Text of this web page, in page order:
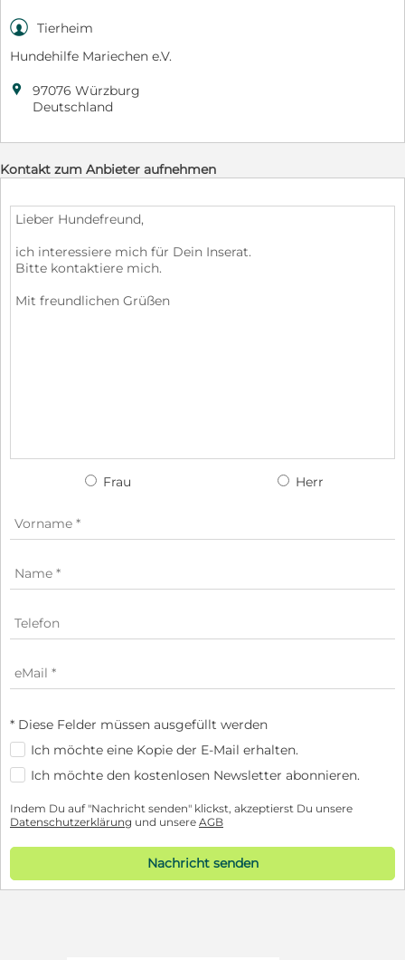
 Tierheim
Hundehilfe Mariechen e.V.

97076 Würzburg
Deutschland
Kontakt zum Anbieter aufnehmen
Frau Herr
* Diese Felder müssen ausgefüllt werden
Ich möchte eine Kopie der E-Mail erhalten.
Ich möchte den kostenlosen Newsletter abonnieren.
Indem Du auf "Nachricht senden" klickst, akzeptierst Du unsere
Datenschutzerklärung und unsere AGB
Nachricht senden